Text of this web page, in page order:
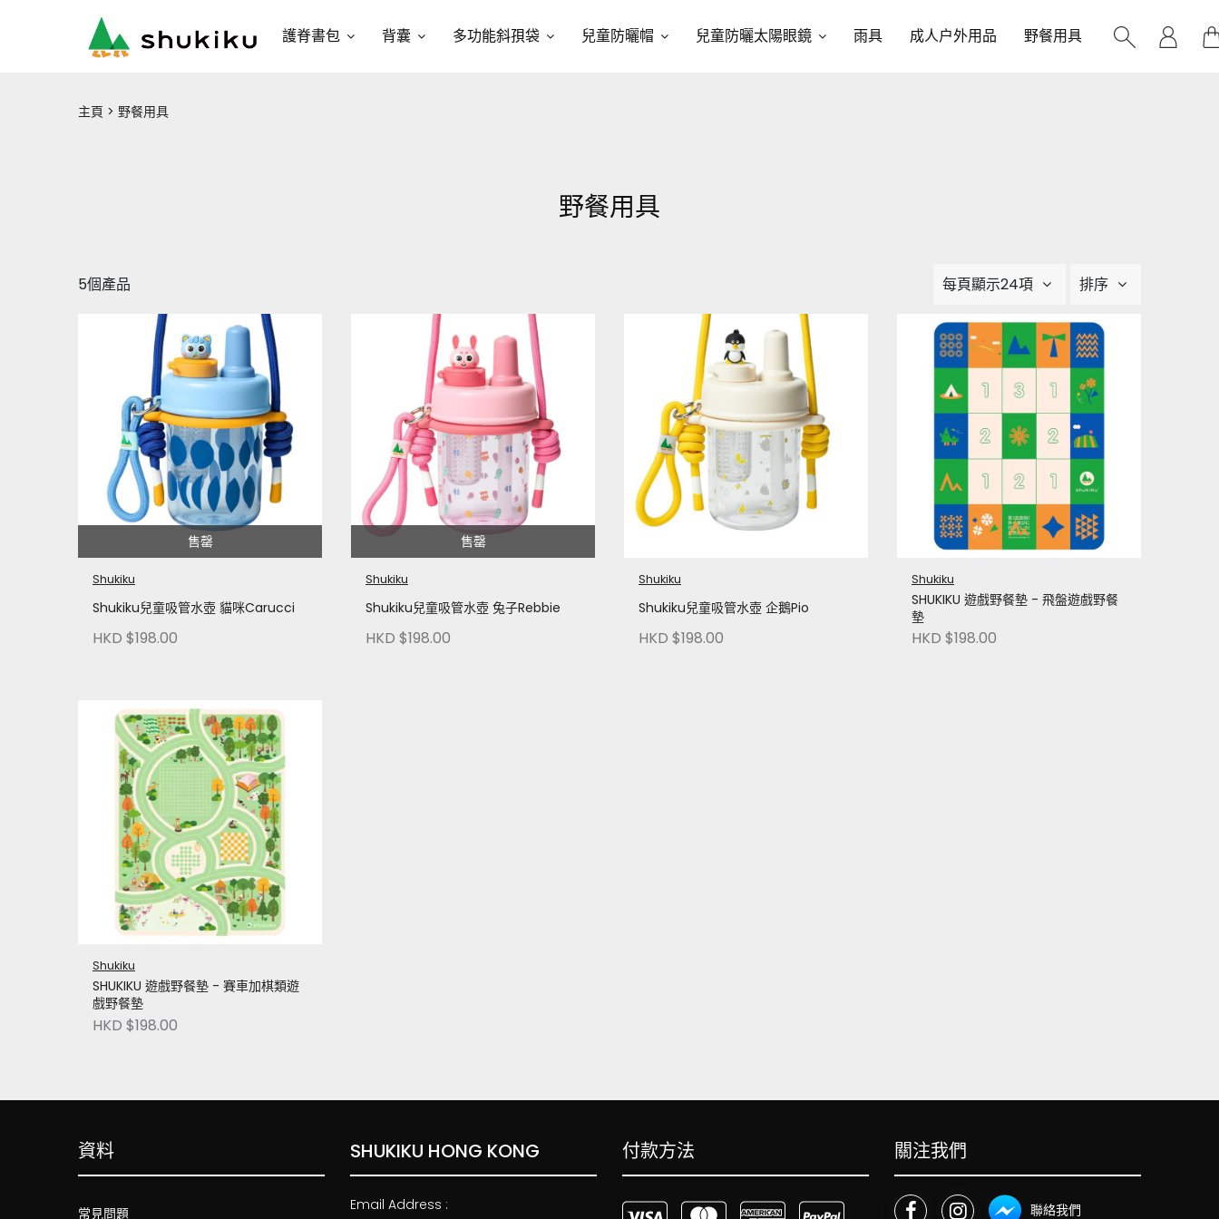
護脊書包 背囊 多功能斜孭袋 兒童防曬帽 兒童防曬太陽眼鏡 雨具 成人户外用品 野餐用具
主頁 野餐用具
野餐用具
每頁顯示24項 排序
5個產品
售罄
Shukiku
Shukiku兒童吸管水壺 貓咪Carucci
HKD $198.00
售罄
Shukiku
Shukiku兒童吸管水壺 兔子Rebbie
HKD $198.00
Shukiku
Shukiku兒童吸管水壺 企鵝Pio
HKD $198.00
Shukiku
SHUKIKU 遊戲野餐墊 - 飛盤遊戲野餐
墊
HKD $198.00
Shukiku
SHUKIKU 遊戲野餐墊 - 賽車加棋類遊
戲野餐墊
HKD $198.00
資料
常見問題
SHUKIKU HONG KONG
Email Address :
付款方法 關注我們
聯絡我們